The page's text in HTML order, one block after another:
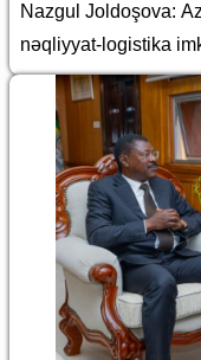
Nazgul Joldoşova:
nəqliyyat-logistika